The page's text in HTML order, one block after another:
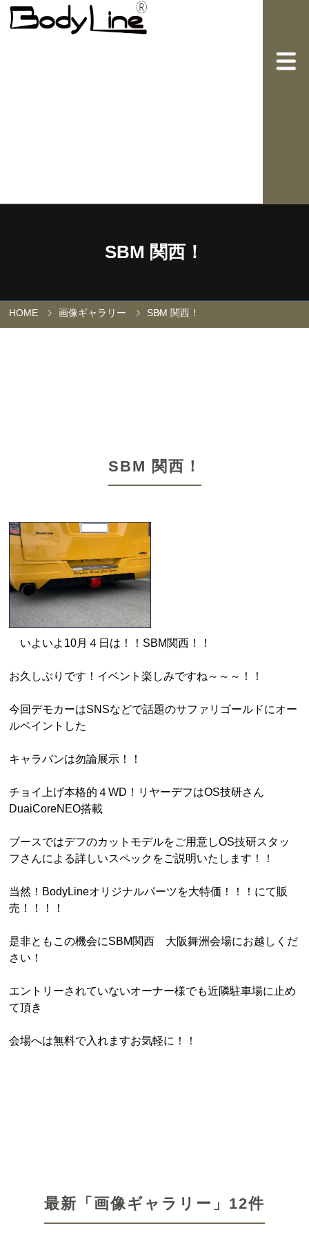
SBM 関西！
HOME 画像ギャラリー SBM 関西！
SBM 関西！
いよいよ10月４日は！！SBM関西！！
お久しぶりです！イベント楽しみですね～～～！！
今回デモカーはSNSなどで話題のサファリゴールドにオー
ルペイントした
キャラバンは勿論展示！！
チョイ上げ本格的４WD！リヤーデフはOS技研さん
DuaiCoreNEO搭載
ブースではデフのカットモデルをご用意しOS技研スタッ
フさんによる詳しいスペックをご説明いたします！！
当然！BodyLineオリジナルパーツを大特価！！！にて販
売！！！！
是非ともこの機会にSBM関西 大阪舞洲会場にお越しくだ
さい！
エントリーされていないオーナー様でも近隣駐車場に止め
て頂き
会場へは無料で入れますお気軽に！！
最新「画像ギャラリー」12件